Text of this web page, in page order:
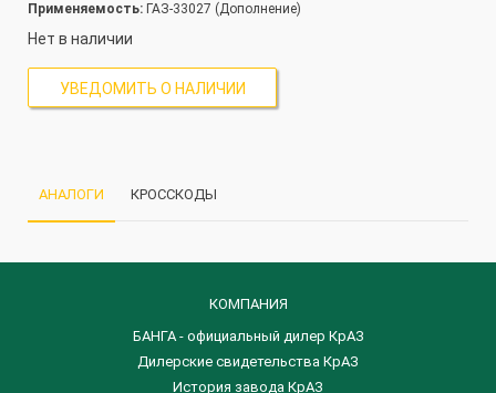
Применяемость: ГАЗ-33027 (Дополнение)
Нет в наличии
УВЕДОМИТЬ О НАЛИЧИИ
АНАЛОГИ КРОССКОДЫ
КОМПАНИЯ
БАНГА - официальный дилер КрАЗ
Дилерские свидетельства КрАЗ
История завода КрАЗ